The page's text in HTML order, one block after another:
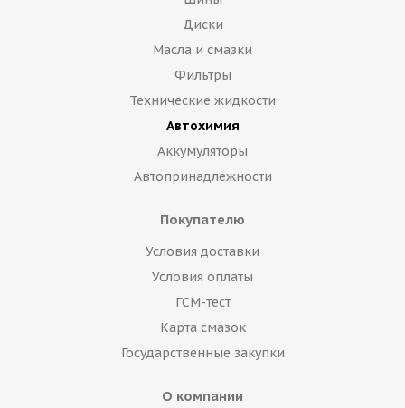
Диски
Масла и смазки
Фильтры
Технические жидкости
Автохимия
Аккумуляторы
Автопринадлежности
Покупателю
Условия доставки
Условия оплаты
ГСМ-тест
Карта смазок
Государственные закупки
О компании